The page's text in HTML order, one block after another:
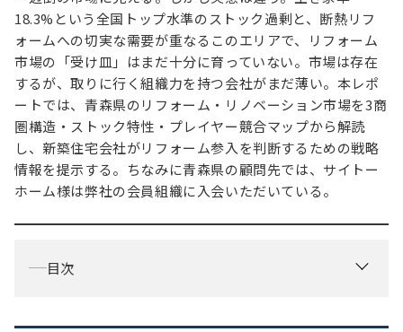
資料ダウンロード
PGハウスについて
18.3%という全国トップ水準のストック過剰と、断熱リフ
ォームへの切実な需要が重なるこのエリアで、リフォーム
市場の「受け皿」はまだ十分に育っていない。市場は存在
するが、取りに行く組織力を持つ会社がまだ薄い。本レポ
ートでは、青森県のリフォーム・リノベーション市場を3商
圏構造・ストック特性・プレイヤー競合マップから解読
し、新築住宅会社がリフォーム参入を判断するための戦略
情報を提示する。ちなみに青森県の顧問先では、サイトー
ホーム様は弊社の会員組織に入会いただいている。
目次